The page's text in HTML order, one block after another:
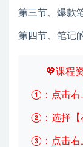
第三节、爆款
第四节、笔记
💖课程
①：点击右
②：选择【
③：点击